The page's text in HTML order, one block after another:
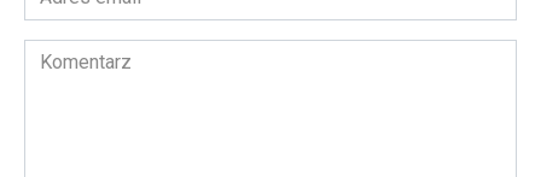
email
*Komentarz